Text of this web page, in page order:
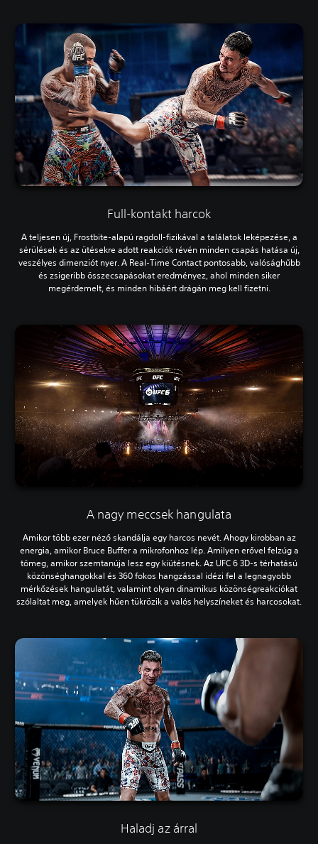
Full-kontakt harcok
A teljesen új, Frostbite-alapú ragdoll-fizikával a találatok leképezése, a
sérülések és az ütésekre adott reakciók révén minden csapás hatása új,
veszélyes dimenziót nyer. A Real-Time Contact pontosabb, valósághűbb
és zsigeribb összecsapásokat eredményez, ahol minden siker
megérdemelt, és minden hibáért drágán meg kell fizetni.
A nagy meccsek hangulata
Amikor több ezer néző skandálja egy harcos nevét. Ahogy kirobban az
energia, amikor Bruce Buffer a mikrofonhoz lép. Amilyen erővel felzúg a
tömeg, amikor szemtanúja lesz egy kiütésnek. Az UFC 6 3D-s térhatású
közönséghangokkal és 360 fokos hangzással idézi fel a legnagyobb
mérkőzések hangulatát, valamint olyan dinamikus közönségreakciókat
szólaltat meg, amelyek hűen tükrözik a valós helyszíneket és harcosokat.
Haladj az árral